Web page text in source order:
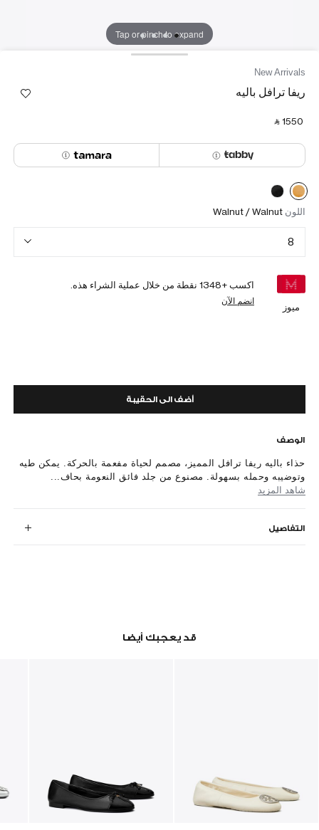
Tap or pinch to expand
New Arrivals
ريفا ترافل باليه
‎ ⃁ ⁦1550⁩ ‎
اللون Walnut / Walnut
8
ميوز
اكسب +1348 نقطة من خلال عملية الشراء هذه.
انضم الآن
أضف الى الحقيبة
الوصف
حذاء باليه ريفا ترافل المميز، مصمم لحياة مفعمة بالحركة. يمكن طيه
وتوضيبه وحمله بسهولة. مصنوع من جلد فائق النعومة بحاف...
شاهد المزيد
التفاصيل
قد يعجبك أيضا